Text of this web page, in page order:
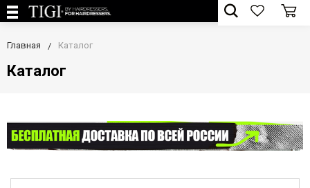
Главная Каталог
Каталог